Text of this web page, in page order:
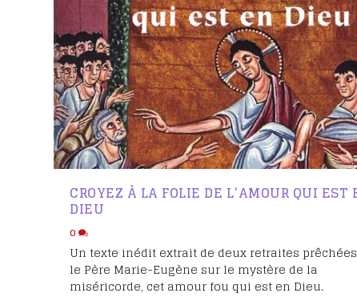
CROYEZ À LA FOLIE DE L’AMOUR QUI EST
DIEU
0
Un texte inédit extrait de deux retraites
le Père Marie-Eugène sur le mystère de la
miséricorde, cet amour fou qui est en Dieu.